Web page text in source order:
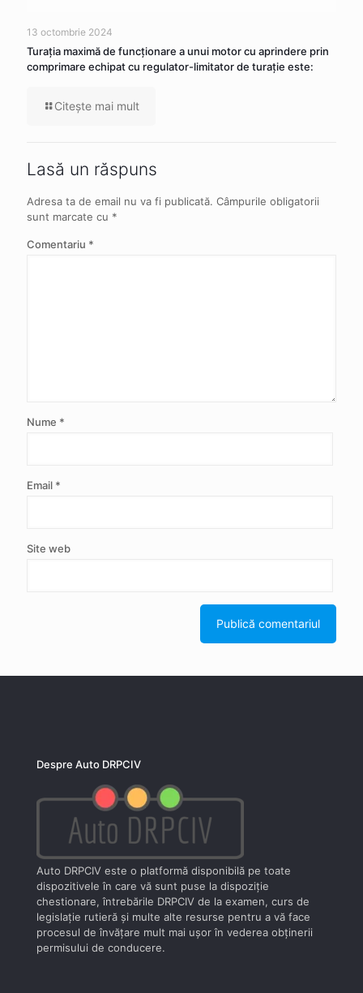
13 octombrie 2024
Turația maximă de funcționare a unui motor cu aprindere prin
comprimare echipat cu regulator-limitator de turație este:
Citeşte mai mult
Lasă un răspuns
Adresa ta de email nu va fi publicată. Câmpurile obligatorii
sunt marcate cu *
Comentariu *
Nume *
Email *
Site web
Despre Auto DRPCIV
Auto DRPCIV este o platformă disponibilă pe toate
dispozitivele în care vă sunt puse la dispoziţie
chestionare, întrebările DRPCIV de la examen, curs de
legislaţie rutieră şi multe alte resurse pentru a vă face
procesul de învăţare mult mai uşor în vederea obţinerii
permisului de conducere.